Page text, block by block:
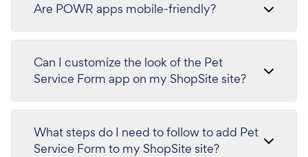
Are POWR apps mobile-friendly?
Can I customize the look of the Pet
Service Form app on my ShopSite site?
What steps do I need to follow to add Pet
Service Form to my ShopSite site?